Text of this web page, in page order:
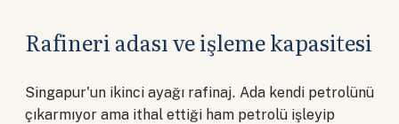
Rafineri adası ve işleme kapasitesi
Singapur'un ikinci ayağı rafinaj. Ada kendi petrolünü
çıkarmıyor ama ithal ettiği ham petrolü işleyip